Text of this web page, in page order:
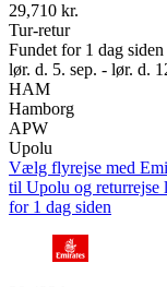
29,710 kr.
Tur-retur
Fundet for 1 dag siden
lør. d. 5. sep. - lør. d.
HAM
Hamborg
APW
Upolu
Vælg flyrejse med
til Upolu og returrejse
for 1 dag siden